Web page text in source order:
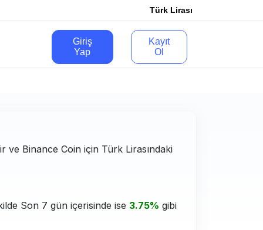
Türk Lirası
Giriş
Yap
Kayıt
Ol
ve Binance Coin için Türk Lirasındaki
Son 7 gün içerisinde ise 3.75% gibi